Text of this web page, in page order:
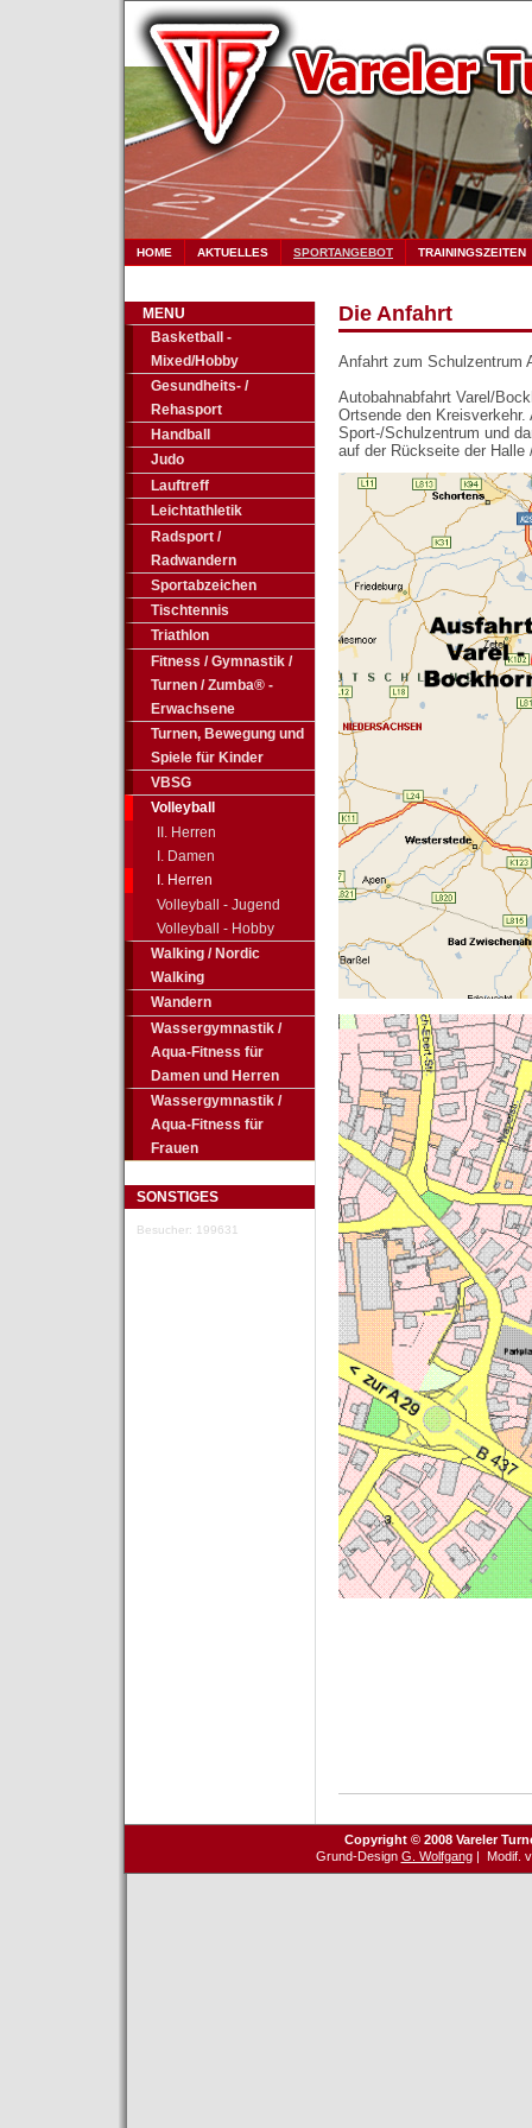
HOME AKTUELLES SPORTANGEBOT TRAININGSZEITEN
MENU
Basketball -
Mixed/Hobby
Gesundheits- /
Rehasport
Handball
Judo
Lauftreff
Leichtathletik
Radsport /
Radwandern
Sportabzeichen
Tischtennis
Triathlon
Fitness / Gymnastik /
Turnen / Zumba® -
Erwachsene
Turnen, Bewegung und
Spiele für Kinder
VBSG
Volleyball
II. Herren
I. Damen
I. Herren
Volleyball - Jugend
Volleyball - Hobby
Walking / Nordic
Walking
Wandern
Wassergymnastik /
Aqua-Fitness für
Damen und Herren
Wassergymnastik /
Aqua-Fitness für
Frauen
SONSTIGES
Besucher: 199631
Die Anfahrt
Anfahrt zum Schulzentrum
Autobahnabfahrt Varel/
Ortsende den
Sport-/Schulzentrum und
auf der Rückseite der Halle
Copyright © 2008 Vareler
Grund-Design G. Wolfgang| Modif.